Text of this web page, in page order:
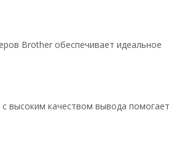
Brother обеспечивает идеальное
высоким качеством вывода помогает